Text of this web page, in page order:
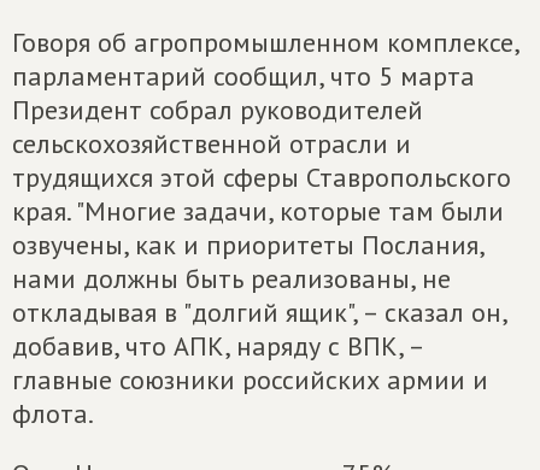
Говоря об агропромышленном комплексе,
парламентарий сообщил, что 5 марта
Президент собрал руководителей
сельскохозяйственной отрасли и
трудящихся этой сферы Ставропольского
края. "Многие задачи, которые там были
озвучены, как и приоритеты Послания,
нами должны быть реализованы, не
откладывая в "долгий ящик", – сказал он,
добавив, что АПК, наряду с ВПК, –
главные союзники российских армии и
флота.